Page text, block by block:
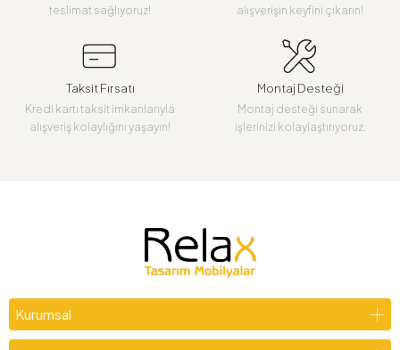
teslimat sağlıyoruz!
alışverişin keyfini çıkarın!
Taksit Fırsatı
Kredi kartı taksit imkanlarıyla
alışveriş kolaylığını yaşayın!
Montaj Desteği
Montaj desteği sunarak
işlerinizi kolaylaştırıyoruz.
Kurumsal